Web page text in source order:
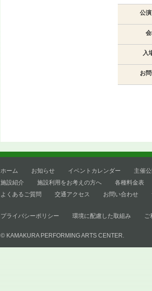
公
入
お
ホーム お知らせ イベントカレンダー 主催
施設紹介
施設利用をお考えの方へ 各種料金表
よくあるご質問
交通アクセス お問い合わせ
プライバシーポリシー 環境に配慮した取組み ご
© KAMAKURA PERFORMING ARTS CENTER.